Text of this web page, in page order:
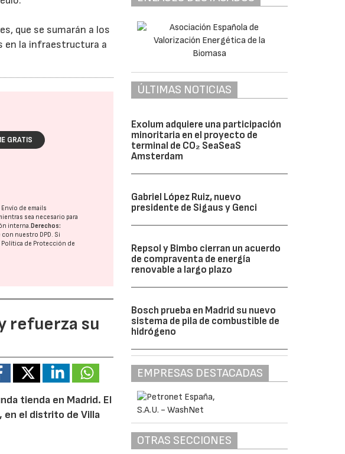
que se sumarán a los
en la infraestructura a
GRATIS
de emails
sea necesario para
interna. Derechos:
nuestro DPD. Si
Política de Protección de
refuerza su
tienda en Madrid. El
en el distrito de Villa
ÚLTIMAS NOTICIAS
Exolum adquiere una participación
minoritaria en el proyecto de
terminal de CO₂ SeaSeaS
Amsterdam
Gabriel López Ruiz, nuevo
presidente de Sigaus y Genci
Repsol y Bimbo cierran un acuerdo
de compraventa de energía
renovable a largo plazo
Bosch prueba en Madrid su nuevo
sistema de pila de combustible de
hidrógeno
EMPRESAS DESTACADAS
OTRAS SECCIONES